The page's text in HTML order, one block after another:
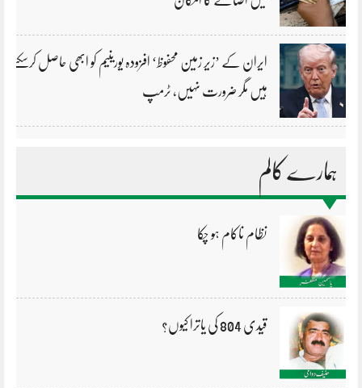
ایران کے ’زیر زمین محفوظ‘ افزودہ یورینیم کو ابھی حاصل کرسکتے
ہیں مگر ضرورت نہیں، ٹرمپ
ہمارے کالم
نظام ناکام ہو چکا
قیدی 804 کی یاترا کیوں؟